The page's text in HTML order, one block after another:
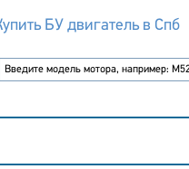
БУ двигатель в Спб